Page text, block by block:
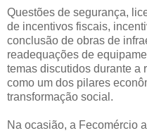
Questões de segurança,
de incentivos fiscais,
conclusão de obras de
readequações de
temas discutidos durante a
como um dos pilares
transformação social.
Na ocasião, a Fecomércio